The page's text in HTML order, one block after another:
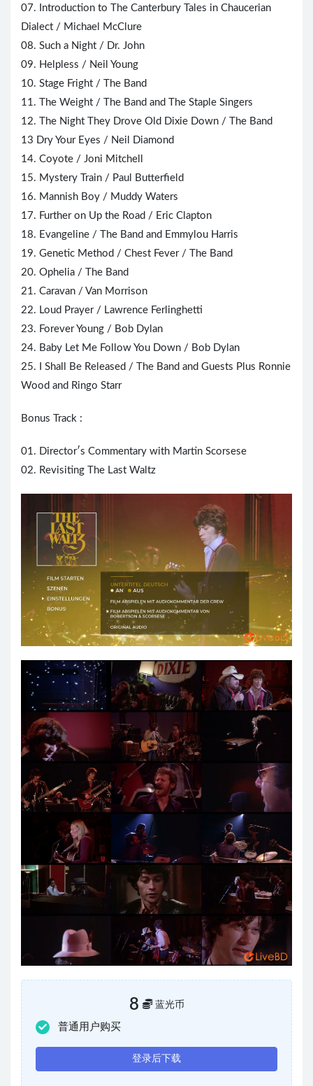
07. Introduction to The Canterbury Tales in Chaucerian
Dialect / Michael McClure
08. Such a Night / Dr. John
09. Helpless / Neil Young
10. Stage Fright / The Band
11. The Weight / The Band and The Staple Singers
12. The Night They Drove Old Dixie Down / The Band
13 Dry Your Eyes / Neil Diamond
14. Coyote / Joni Mitchell
15. Mystery Train / Paul Butterfield
16. Mannish Boy / Muddy Waters
17. Further on Up the Road / Eric Clapton
18. Evangeline / The Band and Emmylou Harris
19. Genetic Method / Chest Fever / The Band
20. Ophelia / The Band
21. Caravan / Van Morrison
22. Loud Prayer / Lawrence Ferlinghetti
23. Forever Young / Bob Dylan
24. Baby Let Me Follow You Down / Bob Dylan
25. I Shall Be Released / The Band and Guests Plus Ronnie
Wood and Ringo Starr
Bonus Track :
01. Director′s Commentary with Martin Scorsese
02. Revisiting The Last Waltz
8 蓝光币
普通用户购买
登录后下载